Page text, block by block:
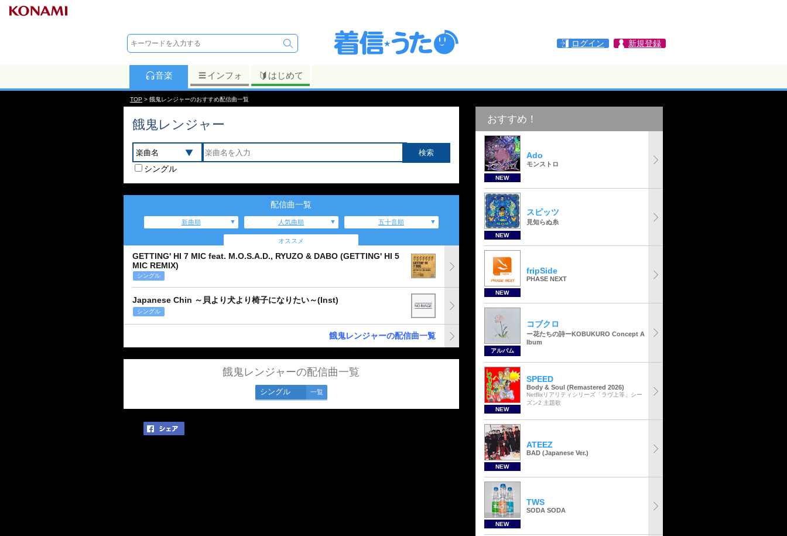
ログイン 新規登録
音楽 インフォ はじめて
TOP > 餓鬼レンジャーのおすすめ配信曲一覧
餓鬼レンジャー
シングル
配信曲一覧
新曲順 人気曲順 五十音順
オススメ
GETTING' HI 7 MIC feat. M.O.S.A.D., RYUZO & DABO (GETTING' HI 5
MIC REMIX)
シングル
Japanese Chin ～貝より犬より椅子になりたい～(Inst)
シングル
餓鬼レンジャーの配信曲一覧
餓鬼レンジャーの配信曲一覧
シングル 一覧
おすすめ！
NEW
Ado
モンストロ
NEW
スピッツ
見知らぬ糸
NEW
fripSide
PHASE NEXT
アルバム
コブクロ
ー花たちの詩ーKOBUKURO Concept A
lbum
NEW
SPEED
Body & Soul (Remastered 2026)
Netflixリアリティシリーズ「ラヴ上等」シー
ズン2 主題歌
NEW
ATEEZ
BAD (Japanese Ver.)
NEW
TWS
SODA SODA